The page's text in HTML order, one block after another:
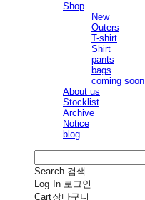
Shop
New
Outers
T-shirt
Shirt
pants
bags
coming soon
About us
Stocklist
Archive
Notice
blog
Search 검색
Log In 로그인
Cart장바구니